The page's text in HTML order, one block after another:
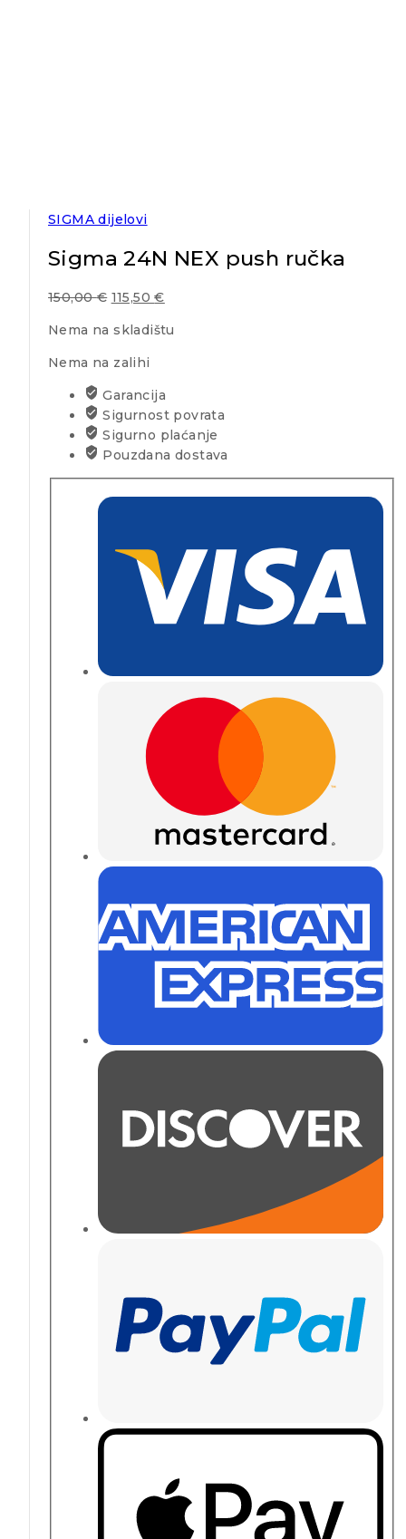
SIGMA dijelovi
Sigma 24N NEX push ručka
150,00€ 115,50€
Nema na skladištu
Nema na zalihi
Garancija
Sigurnost povrata
Sigurno plaćanje
Pouzdana dostava